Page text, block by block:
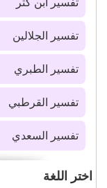
تفسير ابن كثر
تفسير الجلالين
تفسير الطبري
تفسير القرطبي
تفسير السعدي
اختر اللغة